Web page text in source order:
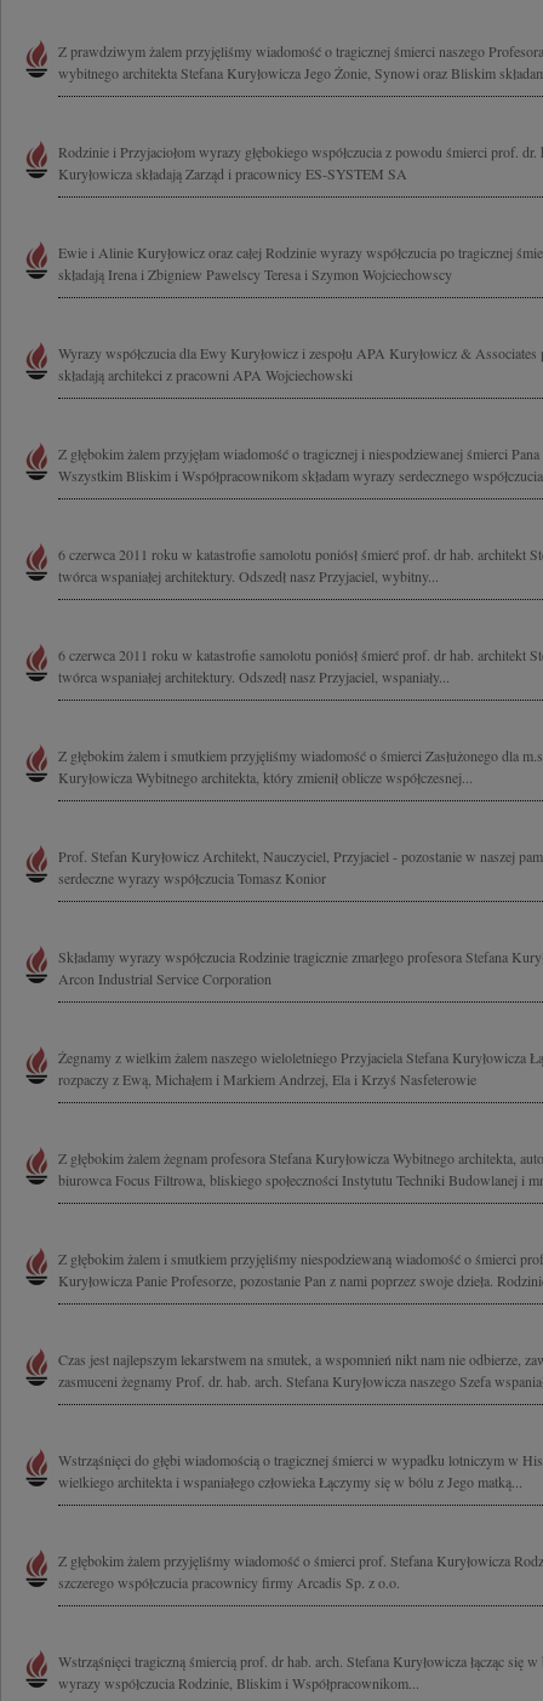
Z prawdziwym żalem przyjęliśmy wiadomość o tragicznej śmierci naszego
wybitnego architekta Stefana Kuryłowicza Jego Żonie, Synowi oraz Bliskim
Rodzinie i Przyjaciołom wyrazy głębokiego współczucia z powodu śmierci prof. dr.
Kuryłowicza składają Zarząd i pracownicy ES-SYSTEM SA
Ewie i Alinie Kuryłowicz oraz całej Rodzinie wyrazy współczucia po tragicznej
składają Irena i Zbigniew Pawelscy Teresa i Szymon Wojciechowscy
Wyrazy współczucia dla Ewy Kuryłowicz i zespołu APA Kuryłowicz & Associates
składają architekci z pracowni APA Wojciechowski
Z głębokim żalem przyjęłam wiadomość o tragicznej i niespodziewanej śmierci
Wszystkim Bliskim i Współpracownikom składam wyrazy serdecznego
6 czerwca 2011 roku w katastrofie samolotu poniósł śmierć prof. dr hab. architekt
twórca wspaniałej architektury. Odszedł nasz Przyjaciel, wybitny...
6 czerwca 2011 roku w katastrofie samolotu poniósł śmierć prof. dr hab. architekt
twórca wspaniałej architektury. Odszedł nasz Przyjaciel, wspaniały...
Z głębokim żalem i smutkiem przyjęliśmy wiadomość o śmierci Zasłużonego dla
Kuryłowicza Wybitnego architekta, który zmienił oblicze współczesnej...
Prof. Stefan Kuryłowicz Architekt, Nauczyciel, Przyjaciel - pozostanie w naszej
serdeczne wyrazy współczucia Tomasz Konior
Składamy wyrazy współczucia Rodzinie tragicznie zmarłego profesora Stefana
Arcon Industrial Service Corporation
Żegnamy z wielkim żalem naszego wieloletniego Przyjaciela Stefana Kuryłowicza
rozpaczy z Ewą, Michałem i Markiem Andrzej, Ela i Krzyś Nasfeterowie
Z głębokim żalem żegnam profesora Stefana Kuryłowicza Wybitnego architekta,
biurowca Focus Filtrowa, bliskiego społeczności Instytutu Techniki Budowlanej i
Z głębokim żalem i smutkiem przyjęliśmy niespodziewaną wiadomość o śmierci
Kuryłowicza Panie Profesorze, pozostanie Pan z nami poprzez swoje dzieła.
Czas jest najlepszym lekarstwem na smutek, a wspomnień nikt nam nie odbierze,
zasmuceni żegnamy Prof. dr. hab. arch. Stefana Kuryłowicza naszego Szefa
Wstrząśnięci do głębi wiadomością o tragicznej śmierci w wypadku lotniczym w
wielkiego architekta i wspaniałego człowieka Łączymy się w bólu z Jego matką...
Z głębokim żalem przyjęliśmy wiadomość o śmierci prof. Stefana Kuryłowicza
szczerego współczucia pracownicy firmy Arcadis Sp. z o.o.
Wstrząśnięci tragiczną śmiercią prof. dr hab. arch. Stefana Kuryłowicza łącząc się
wyrazy współczucia Rodzinie, Bliskim i Współpracownikom...